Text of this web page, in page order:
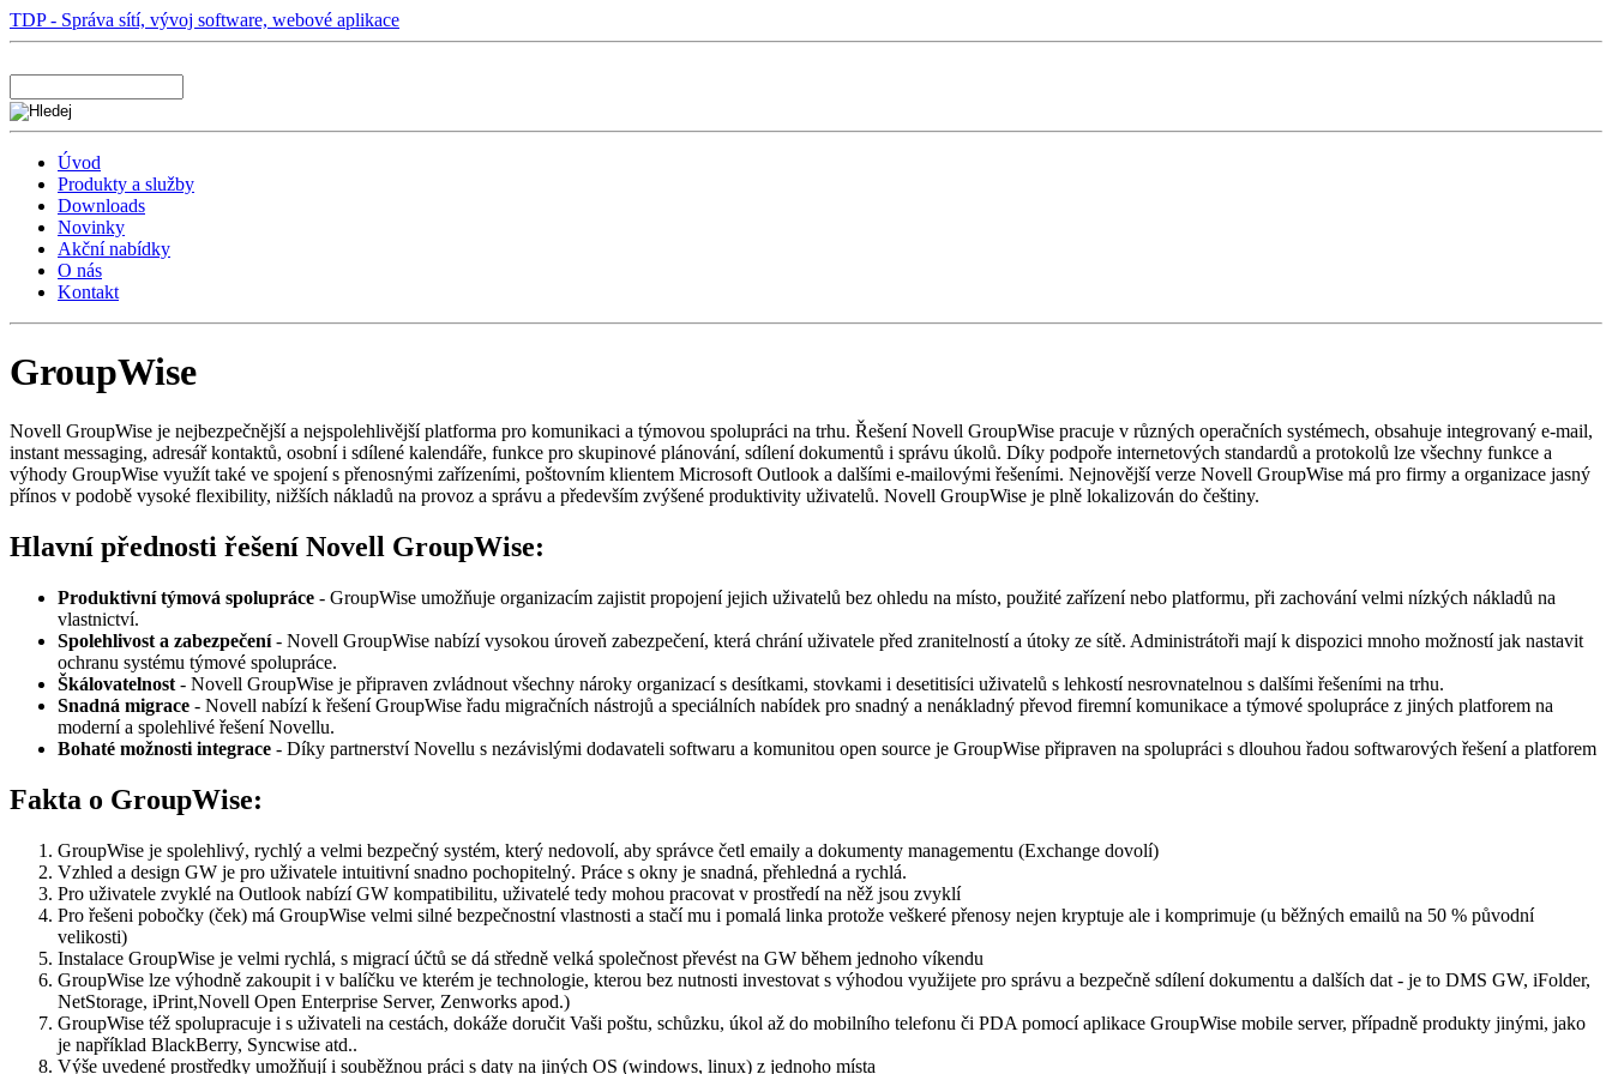
TDP - Správa sítí, vývoj software, webové aplikace
Úvod
Produkty a služby
Downloads
Novinky
Akční nabídky
O nás
Kontakt
GroupWise
Novell GroupWise je nejbezpečnější a nejspolehlivější platforma pro komunikaci a týmovou spolupráci na trhu. Řešení Novell GroupWise pracuje v různých operačních systémech, obsahuje integrovaný e-mail,
instant messaging, adresář kontaktů, osobní i sdílené kalendáře, funkce pro skupinové plánování, sdílení dokumentů i správu úkolů. Díky podpoře internetových standardů a protokolů lze všechny funkce a
výhody GroupWise využít také ve spojení s přenosnými zařízeními, poštovním klientem Microsoft Outlook a dalšími e-mailovými řešeními. Nejnovější verze Novell GroupWise má pro firmy a organizace jasný
přínos v podobě vysoké flexibility, nižších nákladů na provoz a správu a především zvýšené produktivity uživatelů. Novell GroupWise je plně lokalizován do češtiny.
Hlavní přednosti řešení Novell GroupWise:
Produktivní týmová spolupráce - GroupWise umožňuje organizacím zajistit propojení jejich uživatelů bez ohledu na místo, použité zařízení nebo platformu, při zachování velmi nízkých nákladů na
vlastnictví.
Spolehlivost a zabezpečení- Novell GroupWise nabízí vysokou úroveň zabezpečení, která chrání uživatele před zranitelností a útoky ze sítě. Administrátoři mají k dispozici mnoho možností jak nastavit
ochranu systému týmové spolupráce.
Škálovatelnost - Novell GroupWise je připraven zvládnout všechny nároky organizací s desítkami, stovkami i desetitisíci uživatelů s lehkostí nesrovnatelnou s dalšími řešeními na trhu.
Snadná migrace - Novell nabízí k řešení GroupWise řadu migračních nástrojů a speciálních nabídek pro snadný a nenákladný převod firemní komunikace a týmové spolupráce z jiných platforem na
moderní a spolehlivé řešení Novellu.
Bohaté možnosti integrace - Díky partnerství Novellu s nezávislými dodavateli softwaru a komunitou open source je GroupWise připraven na spolupráci s dlouhou řadou softwarových řešení a platforem
Fakta o GroupWise:
GroupWise je spolehlivý, rychlý a velmi bezpečný systém, který nedovolí, aby správce četl emaily a dokumenty managementu (Exchange dovolí)
Vzhled a design GW je pro uživatele intuitivní snadno pochopitelný. Práce s okny je snadná, přehledná a rychlá.
Pro uživatele zvyklé na Outlook nabízí GW kompatibilitu, uživatelé tedy mohou pracovat v prostředí na něž jsou zvyklí
Pro řešeni pobočky (ček) má GroupWise velmi silné bezpečnostní vlastnosti a stačí mu i pomalá linka protože veškeré přenosy nejen kryptuje ale i komprimuje (u běžných emailů na 50 % původní
velikosti)
Instalace GroupWise je velmi rychlá, s migrací účtů se dá středně velká společnost převést na GW během jednoho víkendu
GroupWise lze výhodně zakoupit i v balíčku ve kterém je technologie, kterou bez nutnosti investovat s výhodou využijete pro správu a bezpečně sdílení dokumentu a dalších dat - je to DMS GW, iFolder,
NetStorage, iPrint,Novell Open Enterprise Server, Zenworks apod.)
GroupWise též spolupracuje i s uživateli na cestách, dokáže doručit Vaši poštu, schůzku, úkol až do mobilního telefonu či PDA pomocí aplikace GroupWise mobile server, případně produkty jinými, jako
je například BlackBerry, Syncwise atd..
Výše uvedené prostředky umožňují i souběžnou práci s daty na jiných OS (windows, linux) z jednoho místa